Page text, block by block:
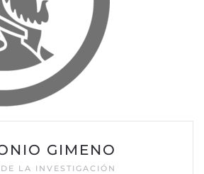
GIMENO
LA INVESTIGACIÓN